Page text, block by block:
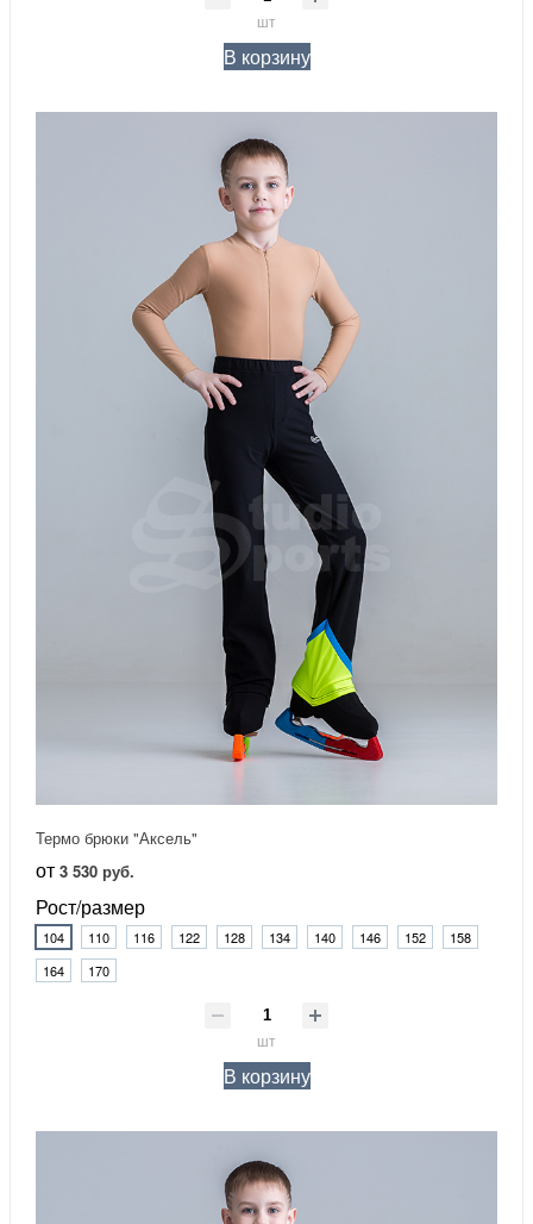
шт
В корзину
Термо брюки "Аксель"
от 3 530 руб.
Рост/размер
104 110 116 122 128 134 140 146 152
158
164
170
шт
В корзину